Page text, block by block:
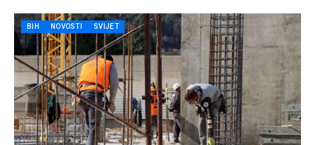
BIH NOVOSTI SVIJET